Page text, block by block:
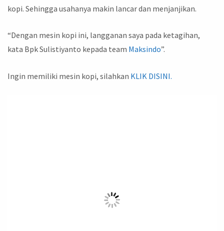
kopi. Sehingga usahanya makin lancar dan menjanjikan.
“Dengan mesin kopi ini, langganan saya pada ketagihan,
kata Bpk Sulistiyanto kepada team Maksindo”.
Ingin memiliki mesin kopi, silahkan KLIK DISINI.